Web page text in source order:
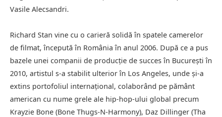
Vasile Alecsandri.
Richard Stan vine cu o carieră solidă în spatele camerelor
de filmat, începută în România în anul 2006. După ce a pus
bazele unei companii de producție de succes în București în
2010, artistul s-a stabilit ulterior în Los Angeles, unde și-a
extins portofoliul internațional, colaborând pe pământ
american cu nume grele ale hip-hop-ului global precum
Krayzie Bone (Bone Thugs-N-Harmony), Daz Dillinger (Tha